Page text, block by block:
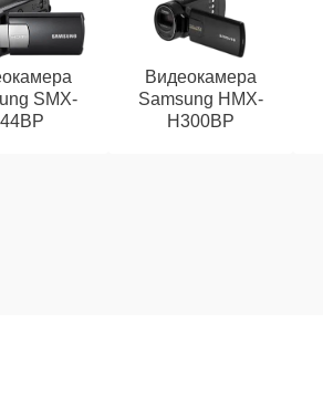
SMX-
Видеокамера
Samsung HMX-
H300BP